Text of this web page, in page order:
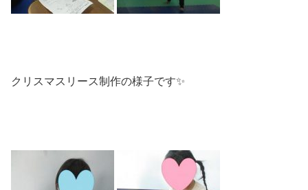
クリスマスリース制作の様子です✨